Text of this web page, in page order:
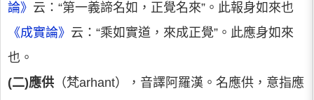
論》 云：“第一義諦名如，正覺名來”。此報身如來也
《成實論》 云：“乘如實道，來成正覺”。此應身如來
也。
(二)應供 （梵arhant），音譯阿羅漢。名應供，意指應